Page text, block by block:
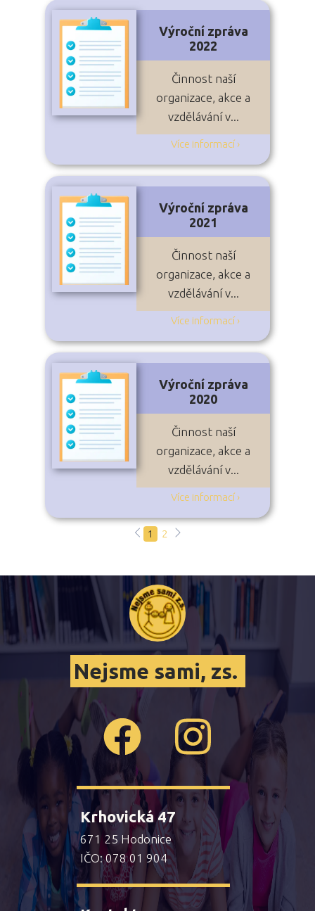
Výroční zpráva
2022
Činnost naší
organizace, akce a
vzdělávání v...
Více informací ›
Výroční zpráva
2021
Činnost naší
organizace, akce a
vzdělávání v...
Více informací ›
Výroční zpráva
2020
Činnost naší
organizace, akce a
vzdělávání v...
Více informací ›
1 2
Nejsme sami, zs.
Krhovická 47
671 25 Hodonice
IČO: 078 01 904